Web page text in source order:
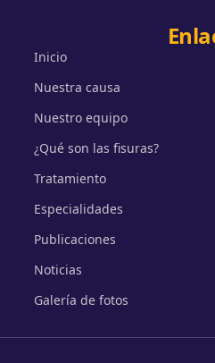
Inicio
Nuestra causa
Nuestro equipo
¿Qué son las fisuras?
Tratamiento
Especialidades
Publicaciones
Noticias
Galería de fotos